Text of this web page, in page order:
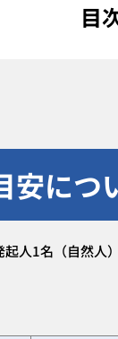
目
安につ
人1名（自然人